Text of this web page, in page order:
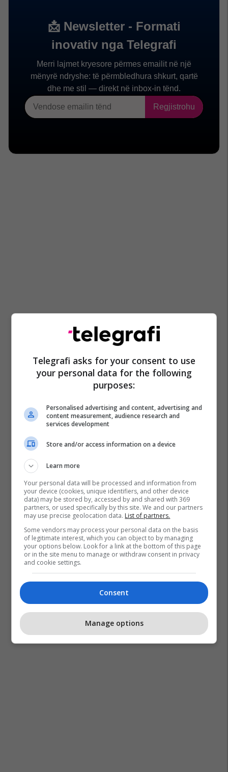
Telegrafi asks for your consent to use
your personal data for the following
purposes:
Personalised advertising and content, advertising and
content measurement, audience research and
services development
Store and/or access information on a device
Learn more
Your personal data will be processed and information from
your device (cookies, unique identifiers, and other device
data) may be stored by, accessed by and shared with 369
partners, or used specifically by this site. We and our partners
may use precise geolocation data. List of partners.
Some vendors may process your personal data on the basis
of legitimate interest, which you can object to by managing
your options below. Look for a link at the bottom of this page
or in the site menu to manage or withdraw consent in privacy
and cookie settings.
Consent
Manage options